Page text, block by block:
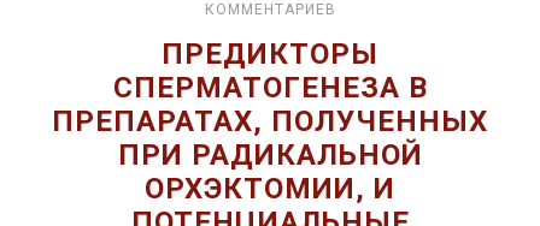
КОММЕНТАРИЕВ
ПРЕДИКТОРЫ
СПЕРМАТОГЕНЕЗА В
ПРЕПАРАТАХ, ПОЛУЧЕННЫХ
ПРИ РАДИКАЛЬНОЙ
ОРХЭКТОМИИ, И